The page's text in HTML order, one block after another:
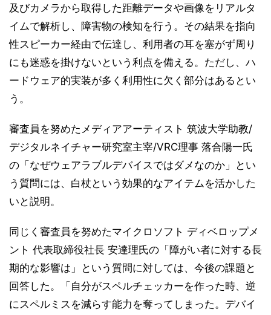
及びカメラから取得した距離データや画像をリアルタ
イムで解析し、障害物の検知を行う。その結果を指向
性スピーカー経由で伝達し、利用者の耳を塞がず周り
にも迷惑を掛けないという利点を備える。ただし、ハ
ードウェア的実装が多く利用性に欠く部分はあるとい
う。
審査員を努めたメディアアーティスト 筑波大学助教/
デジタルネイチャー研究室主宰/VRC理事 落合陽一氏
の「なぜウェアラブルデバイスではダメなのか」とい
う質問には、白杖という効果的なアイテムを活かした
いと説明。
同じく審査員を努めたマイクロソフト ディベロップメ
ント 代表取締役社長 安達理氏の「障がい者に対する長
期的な影響は」という質問に対しては、今後の課題と
回答した。「自分がスペルチェッカーを作った時、逆
にスペルミスを減らす能力を奪ってしまった。デバイ